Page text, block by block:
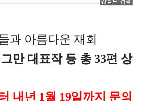
과 아름다운 재회
만 대표작 등 총 33편 상
내년 1월 19일까지 문의